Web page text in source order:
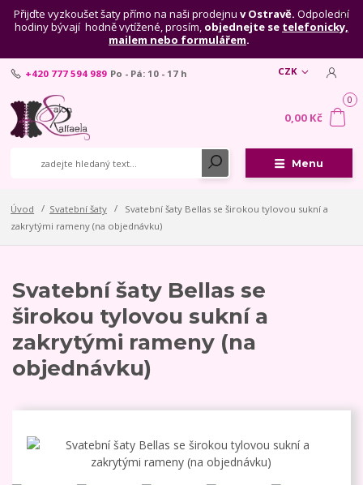
Přijďte vyzkoušet šaty přímo na naši prodejnu v Ostravě. Odpolední
hodiny bývají hodně vytížené, prosím, objednejte se telefonicky,
mailem nebo formulářem.
Menu
CZK
+420 777 594 989 Po - Pá: 10 - 17 h
0
0,00 Kč
Úvod Svatební šaty
Svatební šaty Bellas se širokou tylovou sukní a
zakrytými rameny (na objednávku)
Svatební šaty Bellas se
širokou tylovou sukní a
zakrytými rameny (na
objednávku)